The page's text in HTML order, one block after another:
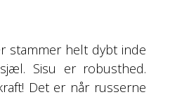
stammer helt dybt inde
Sisu er robusthed.
Det er når russerne